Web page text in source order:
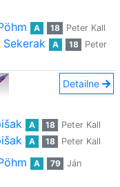
A 18
Peter Kall
A 18
Peter
Detailne
A 18
Peter Kall
A 18 Peter Kall
A 79
Ján